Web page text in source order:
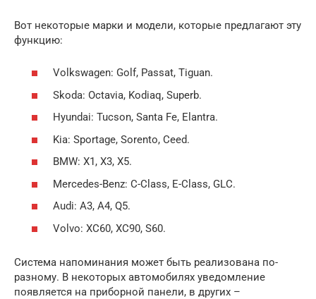
Вот некоторые марки и модели, которые предлагают эту
функцию:
Volkswagen: Golf, Passat, Tiguan.
Skoda: Octavia, Kodiaq, Superb.
Hyundai: Tucson, Santa Fe, Elantra.
Kia: Sportage, Sorento, Ceed.
BMW: X1, X3, X5.
Mercedes-Benz: C-Class, E-Class, GLC.
Audi: A3, A4, Q5.
Volvo: XC60, XC90, S60.
Система напоминания может быть реализована по-
разному. В некоторых автомобилях уведомление
появляется на приборной панели, в других –